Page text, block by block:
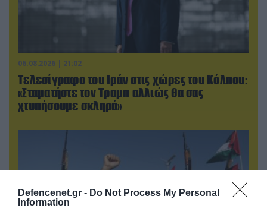
Defencenet.gr - Do Not Process My Personal
Information
06.08.2026 | 21:02
Τελεσίγραφο του Ιράν στις χώρες του Κόλπου:
«Σταματήστε τον Τραμπ αλλιώς θα σας
χτυπήσουμε σκληρά»